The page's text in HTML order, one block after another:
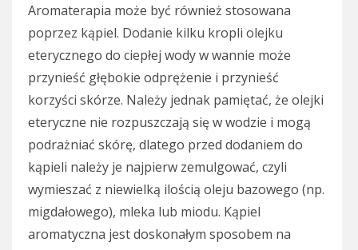
Aromaterapia może być również stosowana
poprzez kąpiel. Dodanie kilku kropli olejku
eterycznego do ciepłej wody w wannie może
przynieść głębokie odprężenie i przynieść
korzyści skórze. Należy jednak pamiętać, że olejki
eteryczne nie rozpuszczają się w wodzie i mogą
podrażniać skórę, dlatego przed dodaniem do
kąpieli należy je najpierw zemulgować, czyli
wymieszać z niewielką ilością oleju bazowego (np.
migdałowego), mleka lub miodu. Kąpiel
aromatyczna jest doskonałym sposobem na